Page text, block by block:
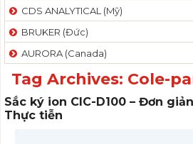
CDS ANALYTICAL (Mỹ)
BRUKER (Đức)
AURORA (Canada)
Tag Archives: Cole-
Sắc ký ion CIC-D100 – Đơn
Thực tiễn